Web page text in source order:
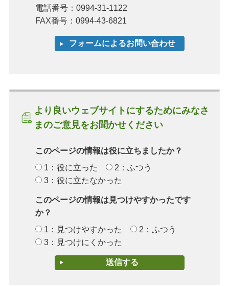
電話番号：0994-31-1122
FAX番号：0994-43-6821
より良いウェブサイトにするためにみなさ
まのご意見をお聞かせください
このページの情報は役に立ちましたか？
1：役に立った
2：ふつう
3：役に立たなかった
このページの情報は見つけやすかったです
か？
1：見つけやすかった
2：ふつう
3：見つけにくかった